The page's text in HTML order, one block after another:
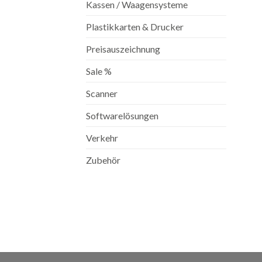
Kassen / Waagensysteme
Plastikkarten & Drucker
Preisauszeichnung
Sale %
Scanner
Softwarelösungen
Verkehr
Zubehör